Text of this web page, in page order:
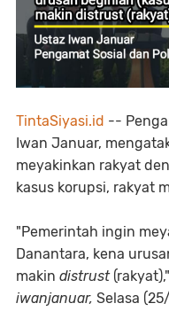
TintaSiyasi.id --
Iwan Januar,
meyakinkan rakyat
kasus korupsi, rakyat
"Pemerintah ingin
Danantara, kena
makin distrust
iwanjanuar, Selasa